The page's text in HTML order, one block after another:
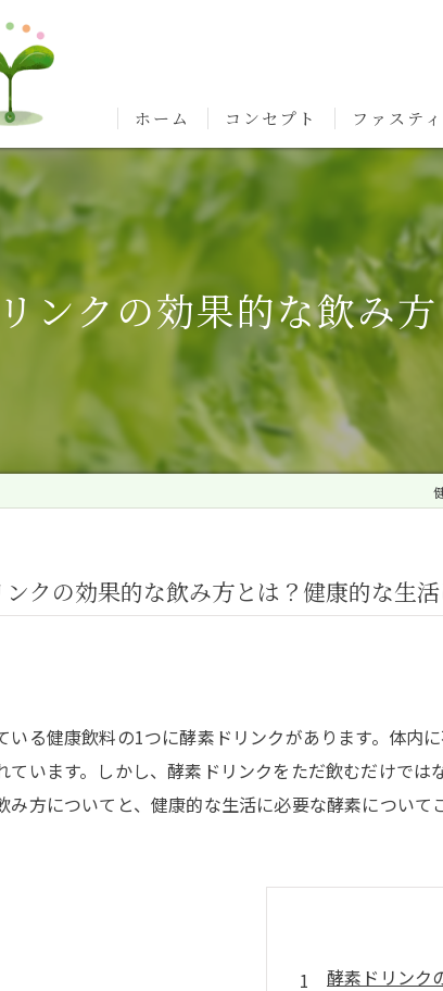
ホーム コンセプト ファステ
ンクの効果的な飲み
クの効果的な飲み方とは？健康的な生
いる健康飲料の1つに酵素ドリンクがあります。体内
ています。しかし、酵素ドリンクをただ飲むだけで
み方についてと、健康的な生活に必要な酵素について
酵素ドリンク